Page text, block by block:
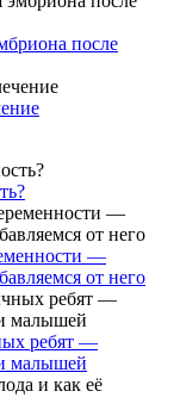
после
—
от него
ребят —
малышей